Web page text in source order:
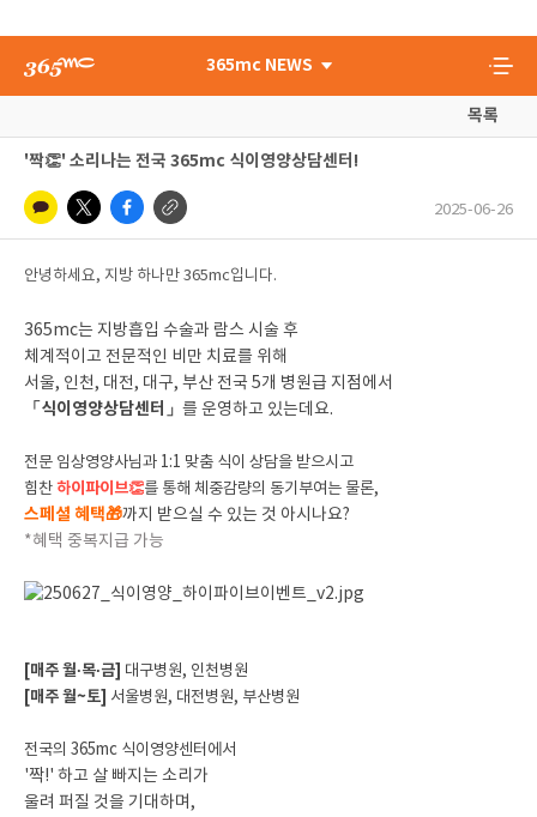
365mc NEWS
목록
'짝👏' 소리나는 전국 365mc 식이영양상담센터!
2025-06-26
안녕하세요, 지방 하나만 365mc입니다.
365mc는 지방흡입 수술과 람스 시술 후
체계적이고 전문적인 비만 치료를 위해
서울, 인천, 대전, 대구, 부산 전국 5개 병원급 지점에서
「식이영양상담센터」 를 운영하고 있는데요.
전문 임상영양사님과 1:1 맞춤 식이 상담을 받으시고
힘찬하이파이브👏를 통해 체중감량의 동기부여는 물론,
스페셜 혜택🎁까지 받으실 수 있는 것 아시나요?
*혜택 중복지급 가능
[매주 월·목·금] 대구병원, 인천병원
[매주 월~토] 서울병원, 대전병원, 부산병원
전국의 365mc 식이영양센터에서
'짝!' 하고 살 빠지는 소리가
울려 퍼질 것을 기대하며,